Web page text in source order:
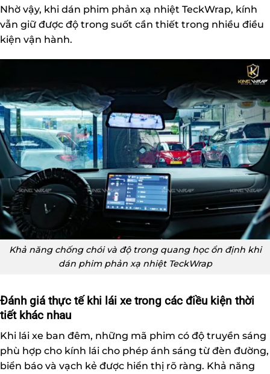
Nhờ vậy, khi dán phim phản xạ nhiệt TeckWrap, kính
vẫn giữ được độ trong suốt cần thiết trong nhiều điều
kiện vận hành.
Khả năng chống chói và độ trong quang học ổn định khi
dán phim phản xạ nhiệt TeckWrap
Đánh giá thực tế khi lái xe trong các điều kiện thời
tiết khác nhau
Khi lái xe ban đêm, những mã phim có độ truyền sáng
phù hợp cho kính lái cho phép ánh sáng từ đèn đường,
biển báo và vạch kẻ được hiển thị rõ ràng. Khả năng